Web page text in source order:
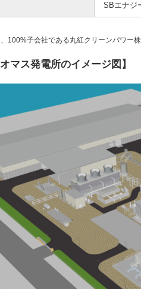
SBエナジ
、100%子会社である丸紅クリーンパワー
マス発電所のイメージ図】